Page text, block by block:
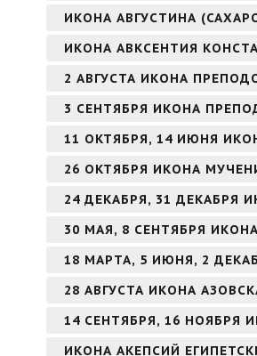
ИКОНА АВГУСТИНА
ИКОНА АВКСЕНТИЯ
2 АВГУСТА ИКОНА
3 СЕНТЯБРЯ ИКОНА
11 ОКТЯБРЯ, 14 ИЮНЯ
26 ОКТЯБРЯ ИКОНА
24 ДЕКАБРЯ, 31 ДЕКАБРЯ
30 МАЯ, 8 СЕНТЯБРЯ
18 МАРТА, 5 ИЮНЯ, 2
28 АВГУСТА ИКОНА
14 СЕНТЯБРЯ, 16
ИКОНА АКЕПСИЙ